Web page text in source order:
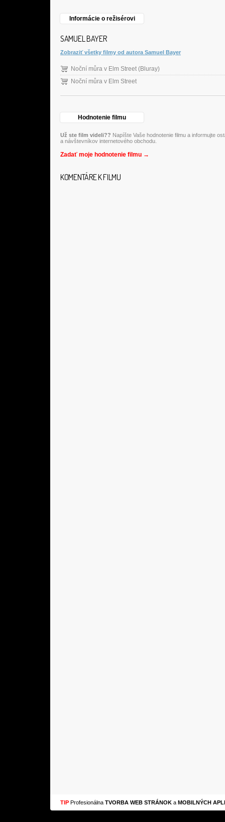
Informácie o režisérovi
SAMUEL BAYER
Zobraziť všetky filmy od autora Samuel Bayer
Noční můra v Elm Street (Bluray)
Noční můra v Elm Street
Hodnotenie filmu
Už ste film videli?? Napíšte Vaše hodnotenie filmu a informujte
a návštevníkov internetového obchodu.
Zadať moje hodnotenie filmu →
KOMENTÁRE K FILMU
TIP Profesionálna TVORBA WEB STRÁNOK a MOBILNÝCH